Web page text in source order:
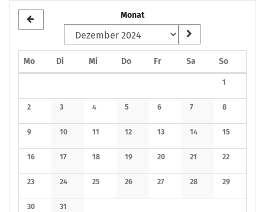
Monat
MoMontag
DiDienstag
MiMittwoch
DoDonnerstag
FrFreitagSa Samstag
SoSonntag
1
Keine
2
Keine Veranstaltungen
3
Keine Veranstaltungen
4
Keine Veranstaltungen
5
Keine Veranstaltungen
6
Keine Veranstaltungen
7
Keine
8
Keine
9
Keine Veranstaltungen
10
Keine Veranstaltungen
11
Keine Veranstaltungen
12
Keine Veranstaltungen
13
Keine Veranstaltungen
14
Keine
15
Keine
16
Keine Veranstaltungen
17
Keine Veranstaltungen
18
Keine Veranstaltungen
19
Keine Veranstaltungen
20
Keine Veranstaltungen
21
Keine
22
Keine
23
Keine Veranstaltungen
24
Keine Veranstaltungen
25
Keine Veranstaltungen
26
Keine Veranstaltungen
27
Keine Veranstaltungen
28
Keine
29
Keine
30 31